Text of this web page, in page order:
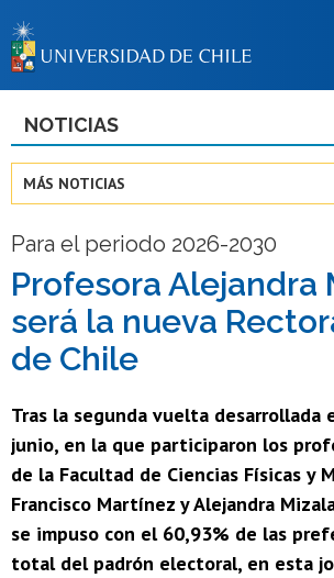
BIBLIOTECAS
Estudiantes
Académicas/os
Funcionarias/os
Egresadas/os
NOTICIAS
MÁS NOTICIAS
Para el periodo 2026-2030
Profesora Alejandra
será la nueva
de Chile
Tras la segunda vuelta desarrollada
junio, en la que participaron los
de la Facultad de Ciencias Físicas y
Francisco Martínez y Alejandra
se impuso con el 60,93% de las
total del padrón electoral, en esta